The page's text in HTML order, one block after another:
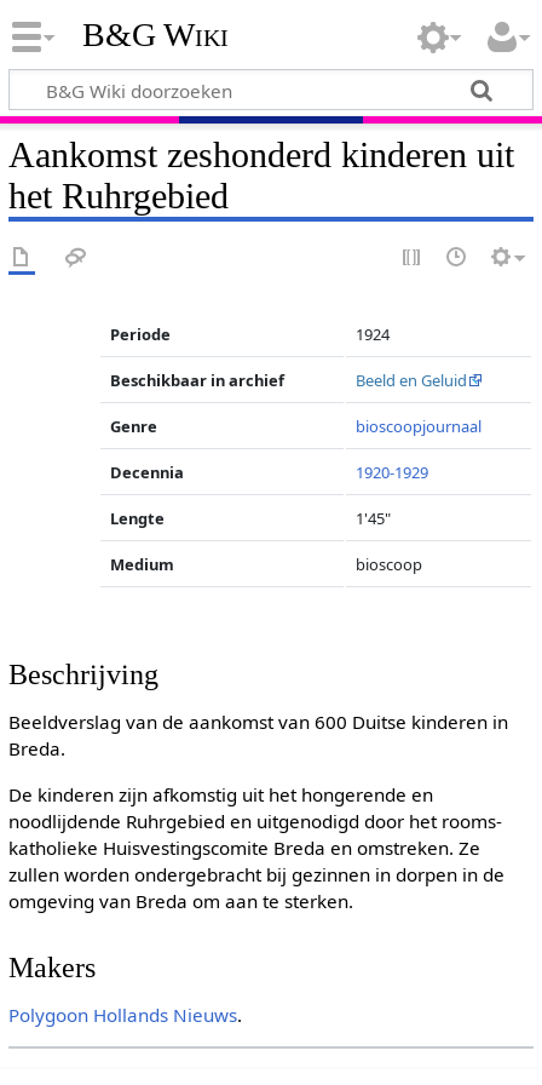
B&G Wiki
Aankomst zeshonderd kinderen uit
het Ruhrgebied
Periode 1924
Beschikbaar in archief Beeld en Geluid
Genre bioscoopjournaal
Decennia 1920-1929
Lengte 1'45"
Medium bioscoop
Beschrijving
Beeldverslag van de aankomst van 600 Duitse kinderen in
Breda.
De kinderen zijn afkomstig uit het hongerende en
noodlijdende Ruhrgebied en uitgenodigd door het rooms-
katholieke Huisvestingscomite Breda en omstreken. Ze
zullen worden ondergebracht bij gezinnen in dorpen in de
omgeving van Breda om aan te sterken.
Makers
Polygoon Hollands Nieuws.